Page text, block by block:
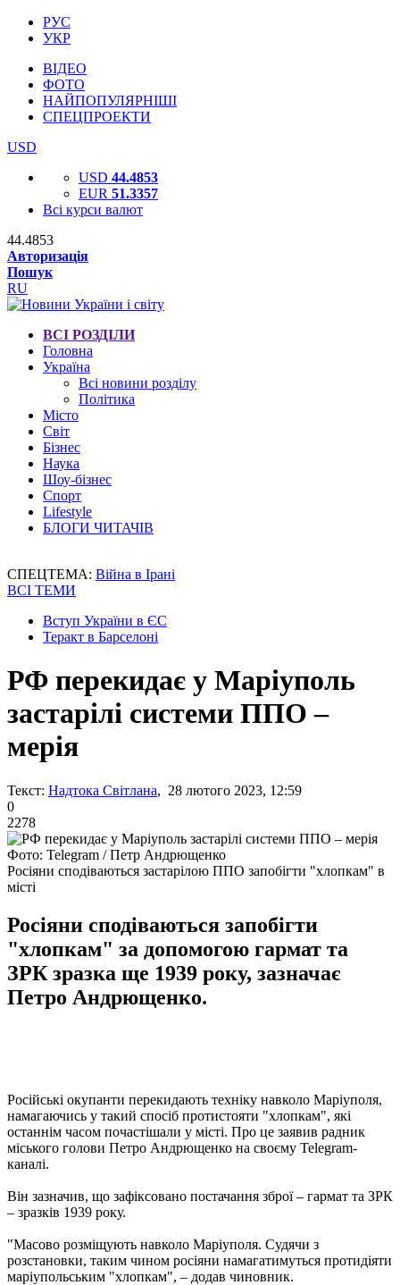
РУС
УКР
ВІДЕО
ФОТО
НАЙПОПУЛЯРНІШІ
СПЕЦПРОЕКТИ
USD
USD 44.4853
EUR 51.3357
Всі курси валют
44.4853
Авторизація
Пошук
RU
ВСІ РОЗДІЛИ
Головна
Україна
Всі новини розділу
Політика
Місто
Світ
Бізнес
Наука
Шоу-бізнес
Спорт
Lifestyle
БЛОГИ ЧИТАЧІВ
СПЕЦТЕМА: Війна в Ірані
ВСІ ТЕМИ
Вступ України в ЄС
Теракт в Барселоні
РФ перекидає у Маріуполь
застарілі системи ППО –
мерія
Текст: Надтока Світлана, 28 лютого 2023, 12:59
0
2278
Фото: Telegram / Петр Андрющенко
Росіяни сподіваються застарілою ППО запобігти "хлопкам" в
місті
Росіяни сподіваються запобігти
"хлопкам" за допомогою гармат та
ЗРК зразка ще 1939 року, зазначає
Петро Андрющенко.
Російські окупанти перекидають техніку навколо Маріуполя,
намагаючись у такий спосіб протистояти "хлопкам", які
останнім часом почастішали у місті. Про це заявив радник
міського голови Петро Андрющенко на своєму Telegram-
каналі.
Він зазначив, що зафіксовано постачання зброї – гармат та ЗРК
– зразків 1939 року.
"Масово розміщують навколо Маріуполя. Судячи з
розстановки, таким чином росіяни намагатимуться протидіяти
маріупольським "хлопкам", – додав чиновник.